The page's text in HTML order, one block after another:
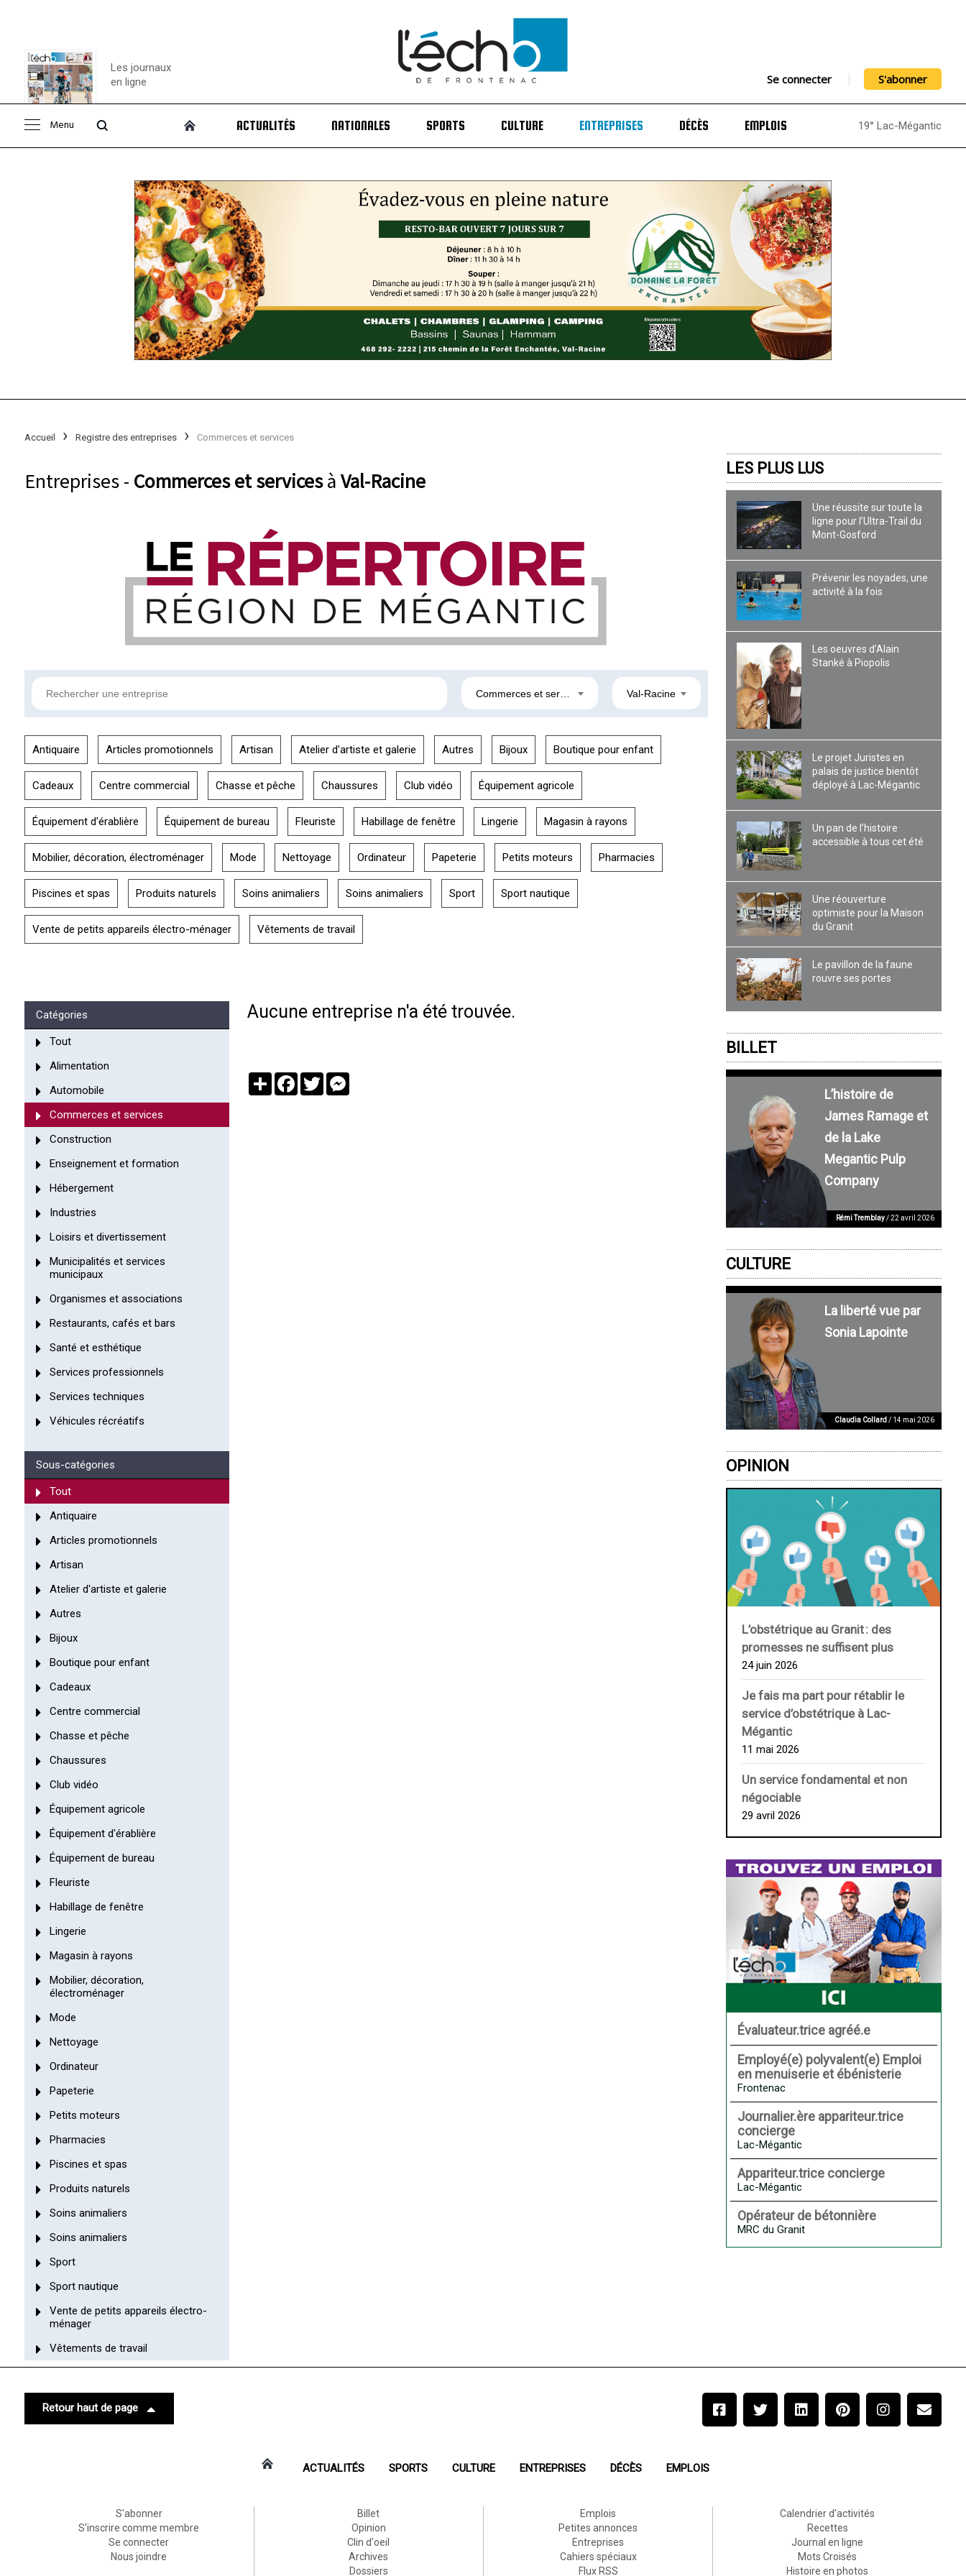
Consulter le
Les journaux
en ligne
Se connecter S'abonner
Menu ACTUALITÉS NATIONALES SPORTS CULTURE ENTREPRISES DÉCÈS EMPLOIS 19° Lac-Mégantic
Accueil Registre des entreprises Commerces et services
Entreprises - Commerces et servicesàVal-Racine
Val-Racine
Antiquaire Articles promotionnels Artisan Atelier d'artiste et galerie Autres Bijoux Boutique pour enfant
Cadeaux Centre commercial Chasse et pêche Chaussures Club vidéo Équipement agricole
Équipement d'érablière Équipement de bureau Fleuriste Habillage de fenêtre Lingerie Magasin à rayons
Mobilier, décoration, électroménager Mode Nettoyage Ordinateur Papeterie Petits moteurs Pharmacies
Piscines et spas Produits naturels Soins animaliers Soins animaliers Sport Sport nautique
Vente de petits appareils électro-ménager Vêtements de travail
Catégories
Tout
Alimentation
Automobile
Commerces et services
Construction
Enseignement et formation
Hébergement
Industries
Loisirs et divertissement
Municipalités et services
municipaux
Organismes et associations
Restaurants, cafés et bars
Santé et esthétique
Services professionnels
Services techniques
Véhicules récréatifs
Sous-catégories
Tout
Antiquaire
Articles promotionnels
Artisan
Atelier d'artiste et galerie
Autres
Bijoux
Boutique pour enfant
Cadeaux
Centre commercial
Chasse et pêche
Chaussures
Club vidéo
Équipement agricole
Équipement d'érablière
Équipement de bureau
Fleuriste
Habillage de fenêtre
Lingerie
Magasin à rayons
Mobilier, décoration,
électroménager
Mode
Nettoyage
Ordinateur
Papeterie
Petits moteurs
Pharmacies
Piscines et spas
Produits naturels
Soins animaliers
Soins animaliers
Sport
Sport nautique
Vente de petits appareils électro-
ménager
Vêtements de travail
Aucune entreprise n'a été trouvée.
PartagerFacebook
Twitter
LES PLUS LUS
Une réussite sur toute la
ligne pour l’Ultra-Trail du
Mont-Gosford
Prévenir les noyades, une
activité à la fois
Les oeuvres d’Alain
Stanké à Piopolis
Le projet Juristes en
palais de justice bientôt
déployé à Lac-Mégantic
Un pan de l’histoire
accessible à tous cet été
Une réouverture
optimiste pour la Maison
du Granit
Le pavillon de la faune
rouvre ses portes
BILLET
L’histoire de
James Ramage et
de la Lake
Megantic Pulp
Company
Rémi Tremblay/ 22 avril 2026
CULTURE
La liberté vue par
Sonia Lapointe
Claudia Collard/ 14 mai 2026
OPINION
L’obstétrique au ­Granit : des
promesses ne suffisent plus
24 juin 2026
Je fais ma part pour rétablir le
service d’obstétrique à Lac-
Mégantic
11 mai 2026
Un service fondamental et non
négociable
29 avril 2026
Évaluateur.trice agréé.e
Employé(e) polyvalent(e) Emploi
en menuiserie et ébénisterie
Frontenac
Journalier.ère appariteur.trice
concierge
Lac-Mégantic
Appariteur.trice concierge
Lac-Mégantic
Opérateur de bétonnière
MRC du Granit
Retour haut de page
ACTUALITÉS SPORTS CULTURE ENTREPRISES DÉCÈS EMPLOIS
S'abonner
S'inscrire comme membre
Se connecter
Nous joindre
Billet
Opinion
Clin d'oeil
Archives
Dossiers
Emplois
Petites annonces
Entreprises
Cahiers spéciaux
Flux RSS
Calendrier d'activités
Recettes
Journal en ligne
Mots Croisés
Histoire en photos